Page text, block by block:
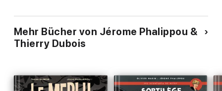
Mehr Bücher von Jérome Phalippou &
Thierry Dubois